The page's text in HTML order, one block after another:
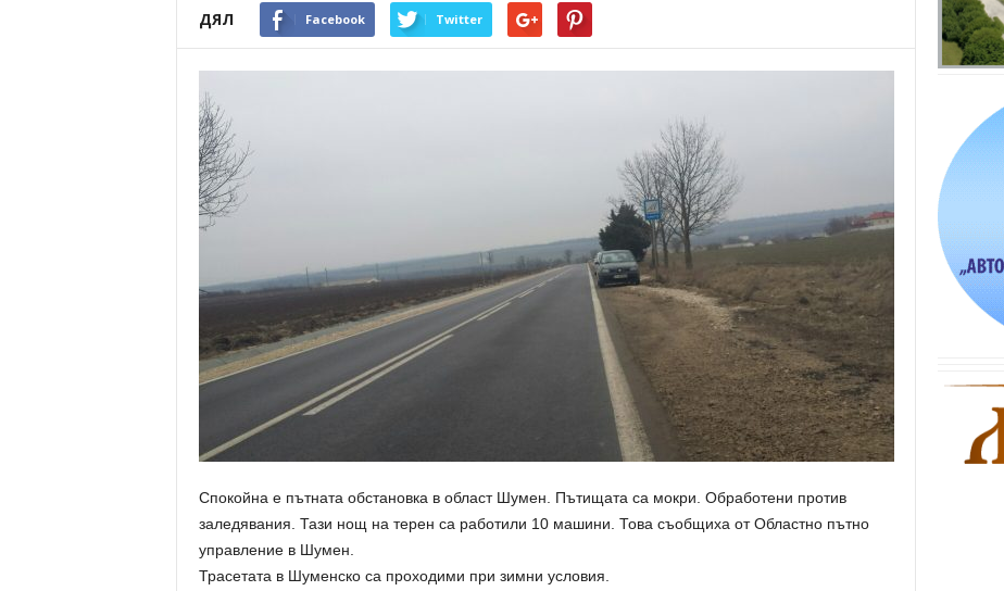
ДЯЛ Facebook Twitter
Спокойна е пътната обстановка в област Шумен. Пътищата са мокри. Обработени против
заледявания. Тази нощ на терен са работили 10 машини. Това съобщиха от Областно пътно
управление в Шумен.
Трасетата в Шуменско са проходими при зимни условия.